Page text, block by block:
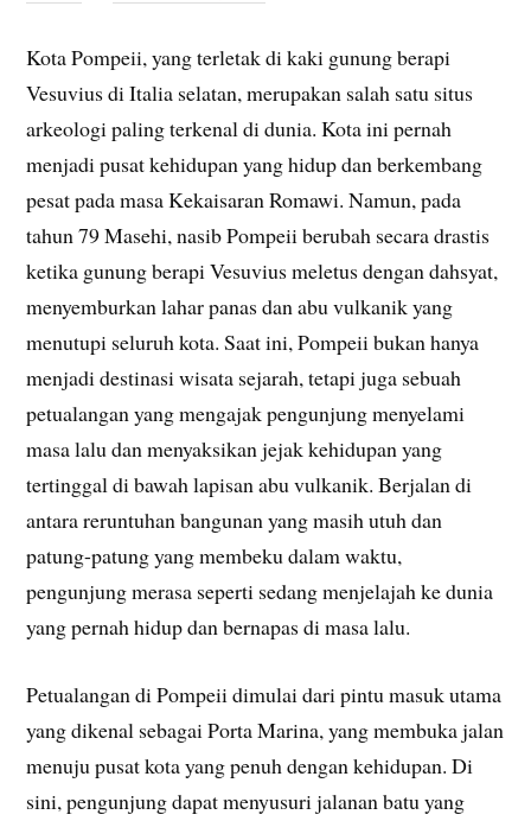
Kota Pompeii, yang terletak di kaki gunung berapi
Vesuvius di Italia selatan, merupakan salah satu situs
arkeologi paling terkenal di dunia. Kota ini pernah
menjadi pusat kehidupan yang hidup dan berkembang
pesat pada masa Kekaisaran Romawi. Namun, pada
tahun 79 Masehi, nasib Pompeii berubah secara drastis
ketika gunung berapi Vesuvius meletus dengan dahsyat,
menyemburkan lahar panas dan abu vulkanik yang
menutupi seluruh kota. Saat ini, Pompeii bukan hanya
menjadi destinasi wisata sejarah, tetapi juga sebuah
petualangan yang mengajak pengunjung menyelami
masa lalu dan menyaksikan jejak kehidupan yang
tertinggal di bawah lapisan abu vulkanik. Berjalan di
antara reruntuhan bangunan yang masih utuh dan
patung-patung yang membeku dalam waktu,
pengunjung merasa seperti sedang menjelajah ke dunia
yang pernah hidup dan bernapas di masa lalu.
Petualangan di Pompeii dimulai dari pintu masuk utama
yang dikenal sebagai Porta Marina, yang membuka jalan
menuju pusat kota yang penuh dengan kehidupan. Di
sini, pengunjung dapat menyusuri jalanan batu yang